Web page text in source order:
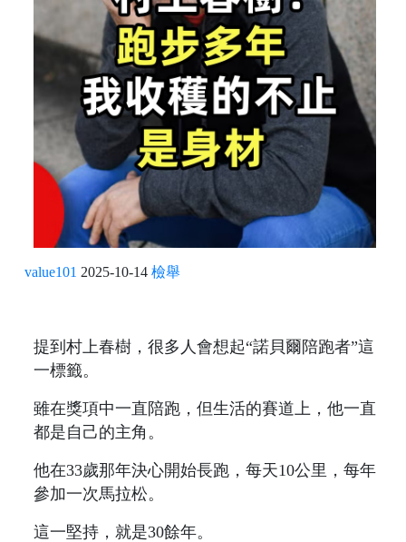
value101 2025-10-14 檢舉
提到村上春樹，很多人會想起“諾貝爾陪跑者”這
一標籤。
雖在獎項中一直陪跑，但生活的賽道上，他一直
都是自己的主角。
他在33歲那年決心開始長跑，每天10公里，每年
參加一次馬拉松。
這一堅持，就是30餘年。